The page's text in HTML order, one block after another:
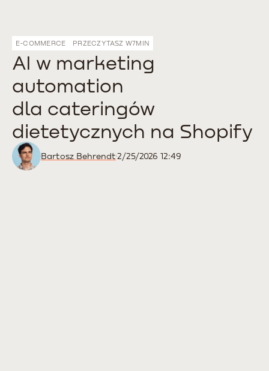
E-COMMERCE PRZECZYTASZ W7MIN
AI w marketing
automation
dla cateringów
dietetycznych na Shopify
Bartosz Behrendt2/25/2026 12:49